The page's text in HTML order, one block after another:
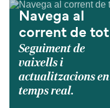
Navega al
corrent de tot
Seguiment de
vaixells i
actualitzacions en
temps real.